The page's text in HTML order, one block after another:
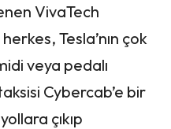
VivaTech
Tesla’nın çok
veya pedalı
Cybercab’e bir
çıkıp